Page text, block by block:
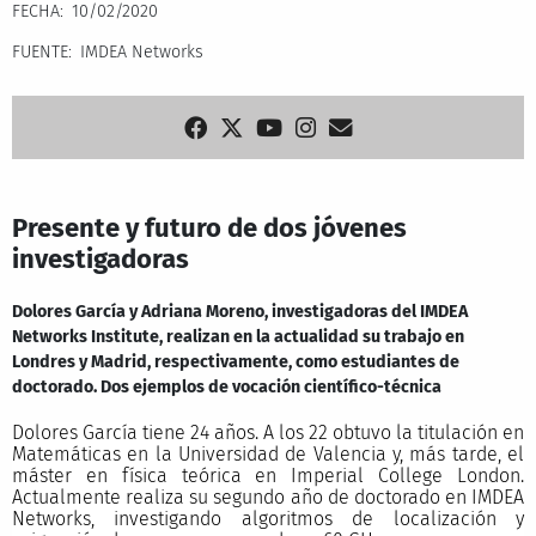
FECHA
10/02/2020
FUENTE
IMDEA Networks
Presente y futuro de dos jóvenes
investigadoras
Dolores García y Adriana Moreno, investigadoras del IMDEA
Networks Institute, realizan en la actualidad su trabajo en
Londres y Madrid, respectivamente, como estudiantes de
doctorado. Dos ejemplos de vocación científico-técnica
Dolores García tiene 24 años. A los 22 obtuvo la titulación en
Matemáticas en la Universidad de Valencia y, más tarde, el
máster en física teórica en Imperial College London.
Actualmente realiza su segundo año de doctorado en IMDEA
Networks, investigando algoritmos de localización y